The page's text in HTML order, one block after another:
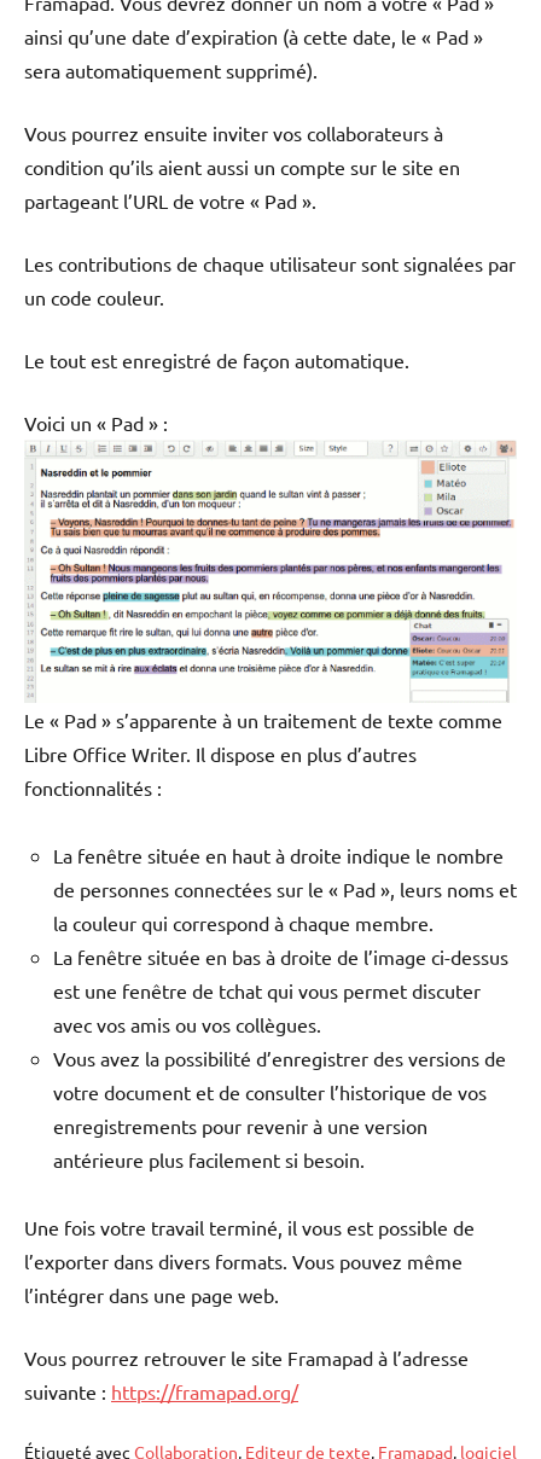
ainsi qu’une date d’expiration (à cette date, le « Pad »
sera automatiquement supprimé).
Vous pourrez ensuite inviter vos collaborateurs à
condition qu’ils aient aussi un compte sur le site en
partageant l’URL de votre « Pad ».
Les contributions de chaque utilisateur sont signalées par
un code couleur.
Le tout est enregistré de façon automatique.
Voici un « Pad » :
Le « Pad » s’apparente à un traitement de texte comme
Libre Office Writer. Il dispose en plus d’autres
fonctionnalités :
La fenêtre située en haut à droite indique le nombre
de personnes connectées sur le « Pad », leurs noms et
la couleur qui correspond à chaque membre.
La fenêtre située en bas à droite de l’image ci-dessus
est une fenêtre de tchat qui vous permet discuter
avec vos amis ou vos collègues.
Vous avez la possibilité d’enregistrer des versions de
votre document et de consulter l’historique de vos
enregistrements pour revenir à une version
antérieure plus facilement si besoin.
Une fois votre travail terminé, il vous est possible de
l’exporter dans divers formats. Vous pouvez même
l’intégrer dans une page web.
Vous pourrez retrouver le site Framapad à l’adresse
suivante : https://framapad.org/
Étiqueté avec Collaboration, Editeur de texte, Framapad, logiciel